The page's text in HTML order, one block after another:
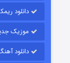
دانلود
موزیک
دانلود